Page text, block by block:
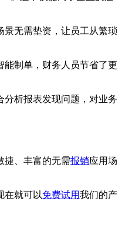
景无需垫资，让员工从繁琐
制单，财务人员节省了更
分析报表发现问题，对业务
捷、丰富的无需报销应用场
在就可以免费试用我们的产